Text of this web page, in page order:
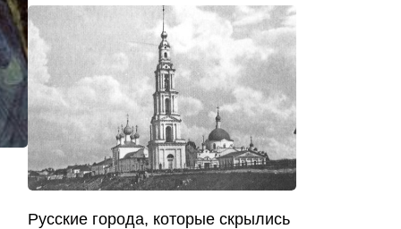
Русские города, которые скрылись